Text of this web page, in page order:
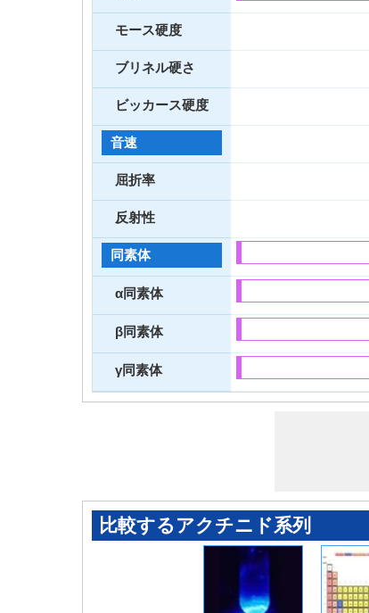
モース硬度
ブリネル硬さ
ビッカース硬度
音速
屈折率
反射性
同素体
α同素体
β同素体
γ同素体
比較するアクチニド系列